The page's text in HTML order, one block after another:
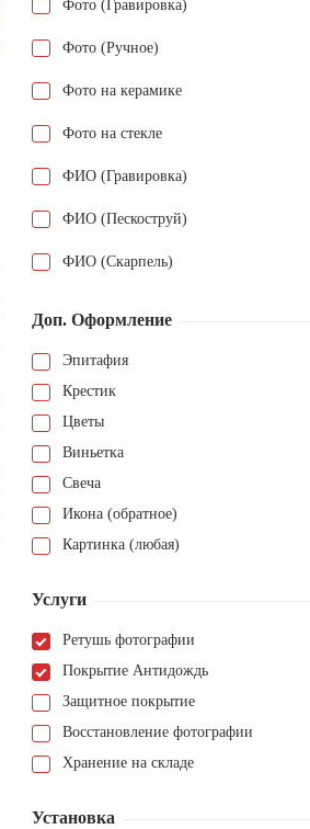
Фото (Гравировка)
Фото (Ручное)
Фото на керамике
Фото на стекле
ФИО (Гравировка)
ФИО (Пескоструй)
ФИО (Скарпель)
Доп. Оформление
Эпитафия
Крестик
Цветы
Виньетка
Свеча
Икона (обратное)
Картинка (любая)
Услуги
Ретушь фотографии
Покрытие Антидождь
Защитное покрытие
Восстановление фотографии
Хранение на складе
Установка